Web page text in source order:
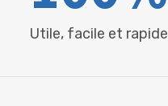
Utile, facile et rapide